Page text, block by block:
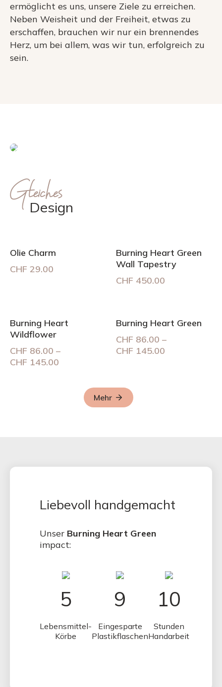
ermöglicht es uns, unsere Ziele zu erreichen.
Neben Weisheit und der Freiheit, etwas zu
erschaffen, brauchen wir nur ein brennendes
Herz, um bei allem, was wir tun, erfolgreich zu
sein.
Gleiches
Design
Olie Charm
CHF 29.00
Burning Heart Green
Wall Tapestry
CHF 450.00
Burning Heart
Wildflower
CHF 86.00 –
CHF 145.00
CHF 145.00
Burning Heart Green
CHF 86.00 –
CHF 145.00
Mehr
Liebevoll handgemacht
Unser Burning Heart Green
impact:
5
Lebensmittel-
Körbe
9
Eingesparte
Plastikflaschen
10
Stunden
Handarbeit